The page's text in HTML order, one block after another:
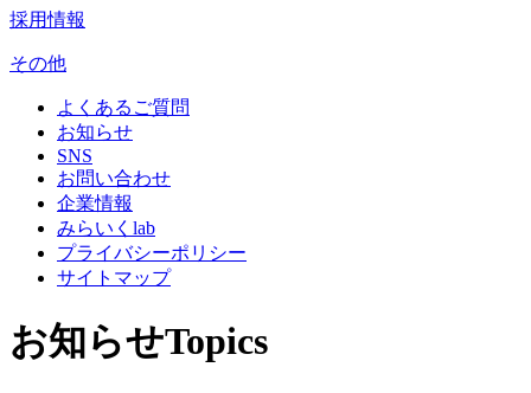
採用情報
その他
よくあるご質問
お知らせ
SNS
お問い合わせ
企業情報
みらいくlab
プライバシーポリシー
サイトマップ
お知らせTopics